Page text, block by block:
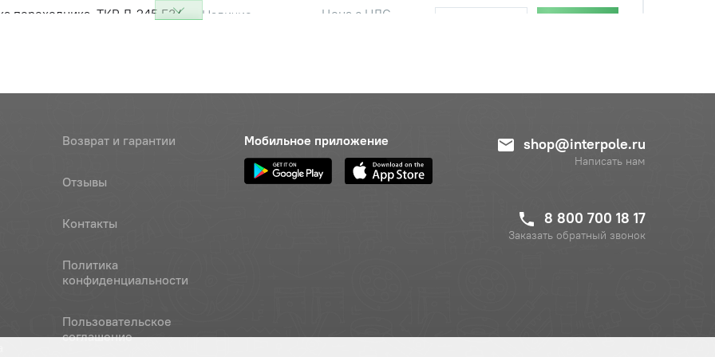
переходника, ТКР Д-245 Е3/
Наличие
Цена с НДС
ОАО"ММЗ"
375 руб.
+
переходника ТКР
Наличие
Цена с НДС
+ Купить
Возврат и гарантии
Отзывы
Контакты
Политика
конфиденциальности
Пользовательское
соглашение
Мобильное приложение shop@interpole.ru
Написать нам
8 800 700 18 17
Заказать обратный звонок